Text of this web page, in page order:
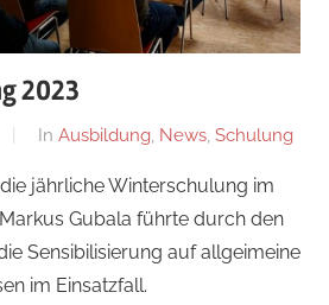
2023
Von
Nossal
In Ausbildung News Schulung
jährliche Winterschulung im
Gubala führte durch den
Sensibilisierung auf allgeimeine
im Einsatzfall.